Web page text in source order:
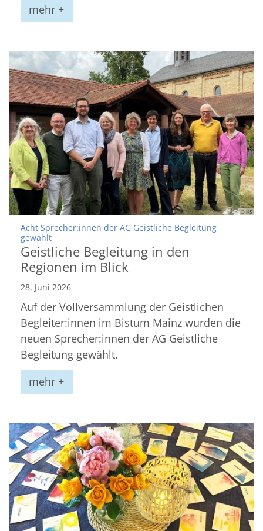
mehr +
© IFS
Acht Sprecher:innen der AG Geistliche Begleitung
gewählt:
Geistliche Begleitung in den
Regionen im Blick
28. Juni 2026
Auf der Vollversammlung der Geistlichen
Begleiter:innen im Bistum Mainz wurden die
neuen Sprecher:innen der AG Geistliche
Begleitung gewählt.
mehr +